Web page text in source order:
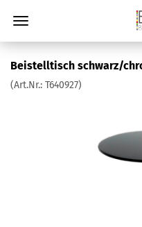
Beistelltisch schwarz/
(Art.Nr.: T640927)